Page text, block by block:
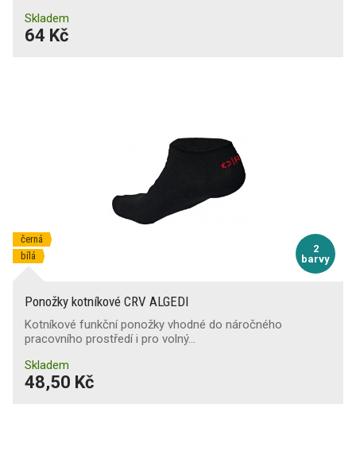
Skladem
64 Kč
2
barvy
černá
bílá
Ponožky kotníkové CRV ALGEDI
Kotníkové funkční ponožky vhodné do náročného
pracovního prostředí i pro volný…
Skladem
48,50 Kč